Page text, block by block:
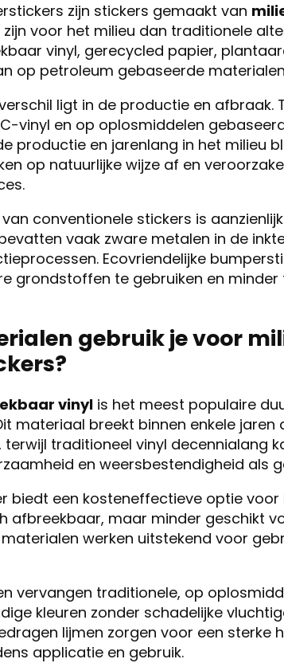
zijn stickers gemaakt van
voor het milieu dan traditionele
vinyl, gerecycled papier,
op petroleum gebaseerde
ligt in de productie en afbraak.
vinyl en op oplosmiddelen
productie en jarenlang in het milieu
op natuurlijke wijze af en
conventionele stickers is
vaak zware metalen in de
Ecovriendelijke
grondstoffen te gebruiken en
gebruik je voor
vinyl is het meest populaire
materiaal breekt binnen enkele jaren
traditioneel vinyl decennialang
en weersbestendigheid als
biedt een kosteneffectieve optie
afbreekbaar, maar minder geschikt
materialen werken uitstekend voor
vervangen traditionele, op
kleuren zonder schadelijke
lijmen zorgen voor een sterke
applicatie en gebruik.